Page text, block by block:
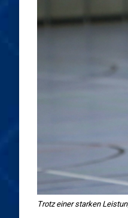
Trotz einer starken